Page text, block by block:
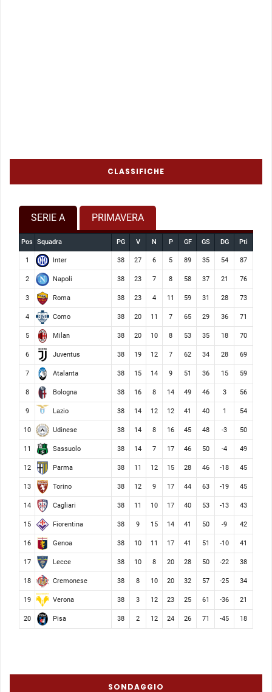
CLASSIFICHE
SERIE A PRIMAVERA
Pos Squadra PG V N P GF GS DG Pti
1 Inter 38 27 6 5 89 35 54 87
2 Napoli 38 23 7 8 58 37 21 76
3 Roma 38 23 4 11 59 31 28 73
4 Como 38 20 11 7 65 29 36 71
5 Milan 38 20 10 8 53 35 18 70
6 Juventus 38 19 12 7 62 34 28 69
7 Atalanta 38 15 14 9 51 36 15 59
8 Bologna 38 16 8 14 49 46 3 56
9 Lazio 38 14 12 12 41 40 1 54
10 Udinese 38 14 8 16 45 48 -3 50
11 Sassuolo 38 14 7 17 46 50 -4 49
12 Parma 38 11 12 15 28 46 -18 45
13 Torino 38 12 9 17 44 63 -19 45
14 Cagliari 38 11 10 17 40 53 -13 43
15 Fiorentina 38 9 15 14 41 50 -9 42
16 Genoa 38 10 11 17 41 51 -10 41
17 Lecce 38 10 8 20 28 50 -22 38
18 Cremonese 38 8 10 20 32 57 -25 34
19 Verona 38 3 12 23 25 61 -36 21
20 Pisa 38 2 12 24 26 71 -45 18
SONDAGGIO